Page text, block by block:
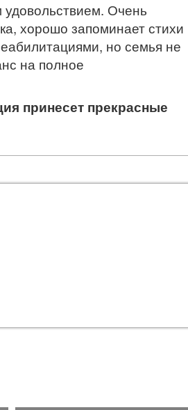
Очень
хорошо запоминает стихи
но семья не
на полное
принесет прекрасные